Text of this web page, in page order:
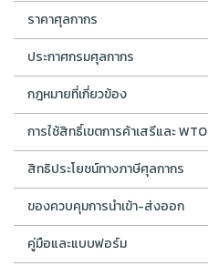
ราคาศุลกากร
ประกาศกรมศุลกากร
กฎหมายที่เกี่ยวข้อง
การใช้สิทธิ์เขตการค้าเสรีและ WTO
สิทธิประโยชน์ทางภาษีศุลกากร
ของควบคุมการนำเข้า-ส่งออก
คู่มือและแบบฟอร์ม